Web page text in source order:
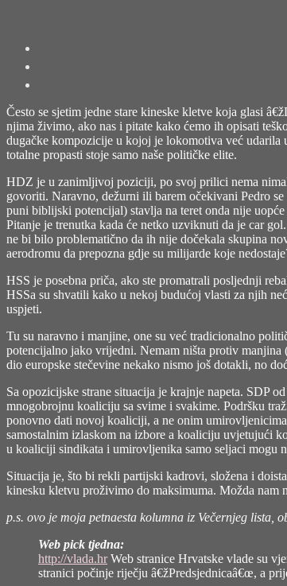
Često se sjetim jedne stare kineske kletve koja glasi
njima živimo, ako nas i pitate kako ćemo ih opisati
dugačke kompozicije u kojoj je lokomotiva već udarila
totalne propasti stoje samo naše političke elite.
HDZ je u zanimljivoj poziciji, po svoj prilici nema
govoriti. Naravno, dežurni ili barem očekivani Pedro
puni biblijski potencijal) stavlja na teret onda nije
Pitanje je trenutka kada će netko uzviknuti da je car
ne bi bilo problematično da ih nije dočekala skupina
aerodromu da prepozna gdje su milijarde koje
HSS je posebna priča, ako ste promatrali posljednji
HSSa su shvatili kako u nekoj budućoj vlasti za njih
uspjeti.
Tu su naravno i manjine, one su već tradicionalno
potencijalno jako vrijedni. Nemam ništa protiv manjina
dio europske stečevine nekako nismo još dotakli, no
Sa opozicijske strane situacija je krajnje napeta. SDP
mnogobrojnu koaliciju sa svime i svakime. Podršku
ponovno dati novoj koaliciji, a ne onim
samostalnim izlaskom na izbore a koaliciju uvjetujući
u koaliciji sindikata i umirovljenika samo seljaci mogu
Situacija je, što bi rekli partijski kadrovi, složena i
kinesku kletvu proživimo do maksimuma. Možda nam
p.s. ovo je moja petnaesta kolumna iz Večernjeg lista,
Web pick tjedna:
http://vlada.hrWeb stranice Hrvatske vlade su
stranici počinje riječju â€žPredsjednicaâ€œ, a